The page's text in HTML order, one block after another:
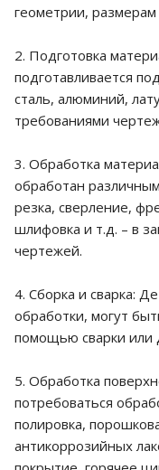
геометрии, размерам
2. Подготовка
подготавливается
сталь, алюминий,
требованиями
3. Обработка
обработан
резка, сверление,
шлифовка и т.д. – в
чертежей.
4. Сборка и сварка:
обработки, могут
помощью сварки или
5. Обработка
потребоваться
полировка,
антикоррозийных